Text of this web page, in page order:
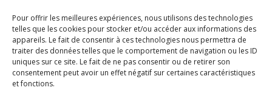
Pour offrir les meilleures expériences, nous utilisons des technologies
telles que les cookies pour stocker et/ou accéder aux informations des
appareils. Le fait de consentir à ces technologies nous permettra de
traiter des données telles que le comportement de navigation ou les ID
uniques sur ce site. Le fait de ne pas consentir ou de retirer son
consentement peut avoir un effet négatif sur certaines caractéristiques
et fonctions.